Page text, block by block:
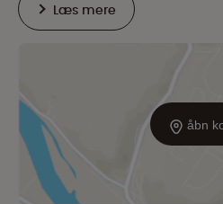
åbn
Læs mere